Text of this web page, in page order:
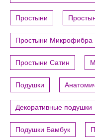
Простыни
Простыни Микрофибра
Простыни Сатин
Подушки
Декоративные подушки
Подушки Бамбук